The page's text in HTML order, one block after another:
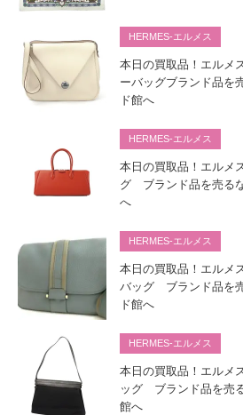
HERMES-エルメス
本日の買取品！エルメ
ーバッグブランド品を
ド館へ
HERMES-エルメス
本日の買取品！エルメ
グ ブランド品を売る
へ
HERMES-エルメス
本日の買取品！エルメ
バッグ ブランド品を
ド館へ
HERMES-エルメス
本日の買取品！エルメ
ッグ ブランド品を売
館へ